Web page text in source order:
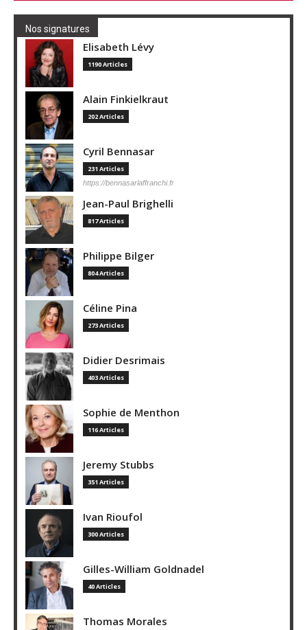
Nos signatures
Elisabeth Lévy
1190 Articles
Alain Finkielkraut
202 Articles
Cyril Bennasar
231 Articles
https://bennasarlaffranchi.fr
Jean-Paul Brighelli
817 Articles
Philippe Bilger
804 Articles
Céline Pina
273 Articles
Didier Desrimais
403 Articles
Sophie de Menthon
116 Articles
Jeremy Stubbs
351 Articles
Ivan Rioufol
300 Articles
Gilles-William Goldnadel
40 Articles
Thomas Morales